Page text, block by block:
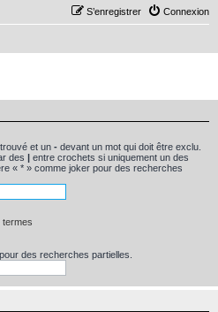
Connexion
S’enregistrer
et un - devant un mot qui doit être exclu.
des | entre crochets si uniquement un des
« * » comme joker pour des recherches
termes
des recherches partielles.